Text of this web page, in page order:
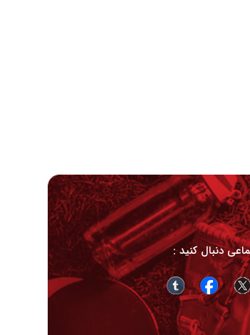
دنبال کنید :